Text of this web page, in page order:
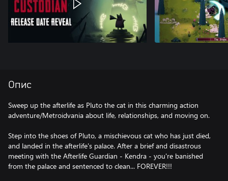
Опис
Sweep up the afterlife as Pluto the cat in this charming action
adventure/Metroidvania about life, relationships, and moving on.
Step into the shoes of Pluto, a mischievous cat who has just died,
and landed in the afterlife's palace. After a brief and disastrous
meeting with the Afterlife Guardian - Kendra - you're banished
from the palace and sentenced to clean... FOREVER!!!